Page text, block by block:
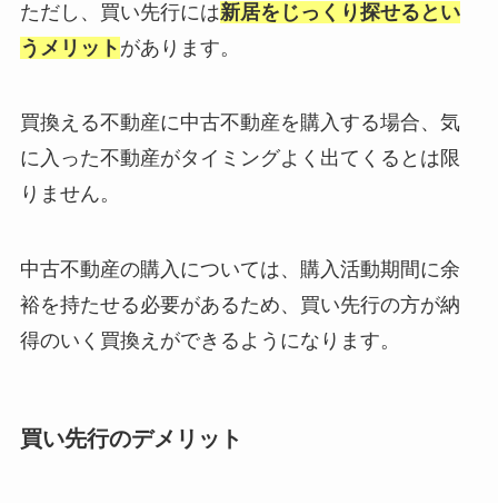
ただし、買い先行には新居をじっくり探せるとい
うメリット があります。
買換える不動産に中古不動産を購入する場合、気
に入った不動産がタイミングよく出てくるとは限
りません。
中古不動産の購入については、購入活動期間に余
裕を持たせる必要があるため、買い先行の方が納
得のいく買換えができるようになります。
買い先行のデメリット